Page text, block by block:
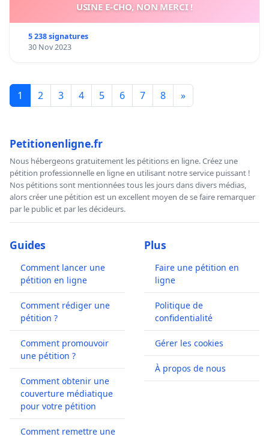
USINE E-CHO, NON MERCI !
5 238 signatures
30 Nov 2023
1 2 3 4 5 6 7 8 »
Petitionenligne.fr
Nous hébergeons gratuitement les pétitions en ligne. Créez une
pétition professionnelle en ligne en utilisant notre service puissant !
Nos pétitions sont mentionnées tous les jours dans divers médias,
alors créer une pétition est un excellent moyen de se faire remarquer
par le public et par les décideurs.
Guides
Comment lancer une
pétition en ligne
Comment rédiger une
pétition ?
Comment promouvoir
une pétition ?
Comment obtenir une
couverture médiatique
pour votre pétition
Comment remettre une
Plus
Faire une pétition en
ligne
Politique de
confidentialité
Gérer les cookies
À propos de nous